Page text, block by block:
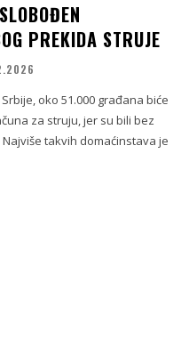
PREKIDA STRUJE
oko 51.000 građana biće
za struju, jer su bili bez
takvih domaćinstava je